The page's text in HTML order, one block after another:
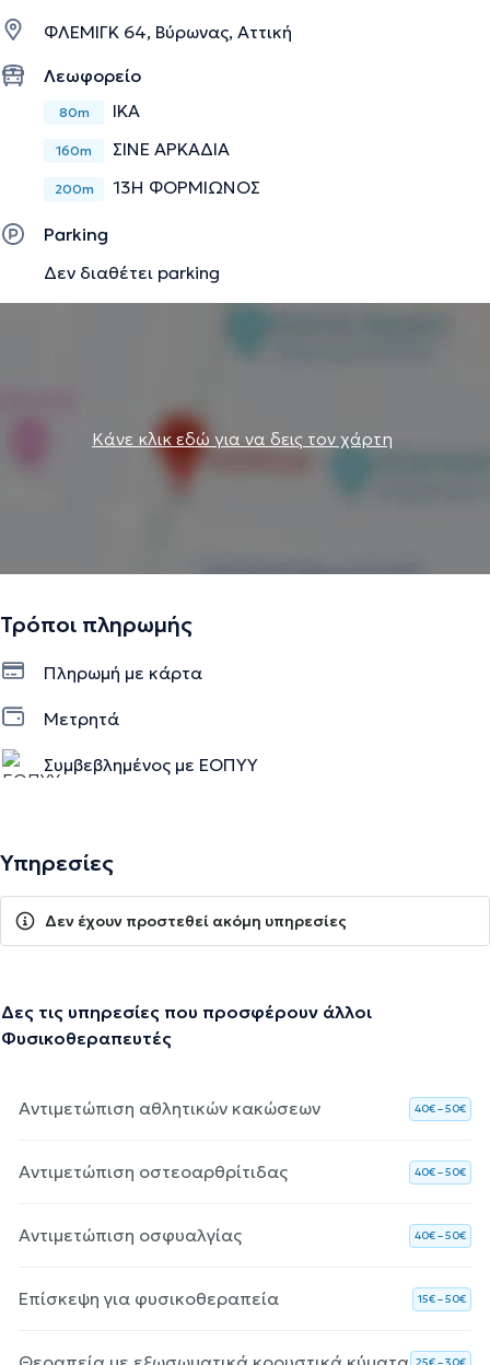
ΦΛΕΜΙΓΚ 64, Βύρωνας, Αττική
Λεωφορείο
80m ΙΚΑ
160m ΣΙΝΕ ΑΡΚΑΔΙΑ
200m 13Η ΦΟΡΜΙΩΝΟΣ
Parking
Δεν διαθέτει parking
Κάνε κλικ εδώ για να δεις τον χάρτη
Τρόποι πληρωμής
Πληρωμή με κάρτα
Μετρητά
Συμβεβλημένος με ΕΟΠΥΥ
Υπηρεσίες
Δεν έχουν προστεθεί ακόμη υπηρεσίες
Δες τις υπηρεσίες που προσφέρουν άλλοι
Φυσικοθεραπευτές
Αντιμετώπιση αθλητικών κακώσεων 40€ – 50€
Αντιμετώπιση οστεοαρθρίτιδας 40€ – 50€
Αντιμετώπιση οσφυαλγίας 40€ – 50€
Επίσκεψη για φυσικοθεραπεία 15€ – 50€
25€ – 30€